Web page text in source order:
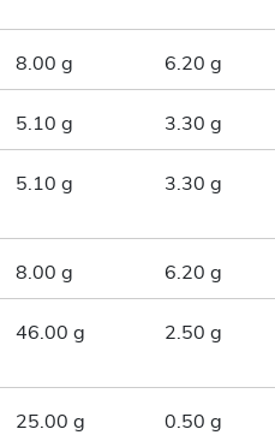
8.00 g 6.20 g
5.10 g 3.30 g
5.10 g 3.30 g
8.00 g 6.20 g
46.00 g 2.50 g
25.00 g 0.50 g